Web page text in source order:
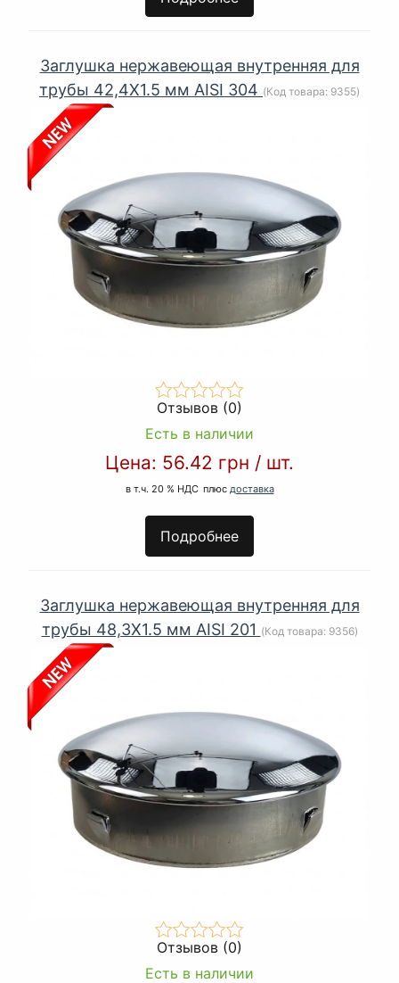
Заглушка нержавеющая внутренняя для
трубы 42,4Х1.5 мм AISI 304 (Код товара: 9355)
Отзывов (0)
Есть в наличии
Цена: 56.42 грн / шт.
в т.ч. 20 % НДС плюс доставка
Подробнее
Заглушка нержавеющая внутренняя для
трубы 48,3Х1.5 мм AISI 201 (Код товара: 9356)
Отзывов (0)
Есть в наличии